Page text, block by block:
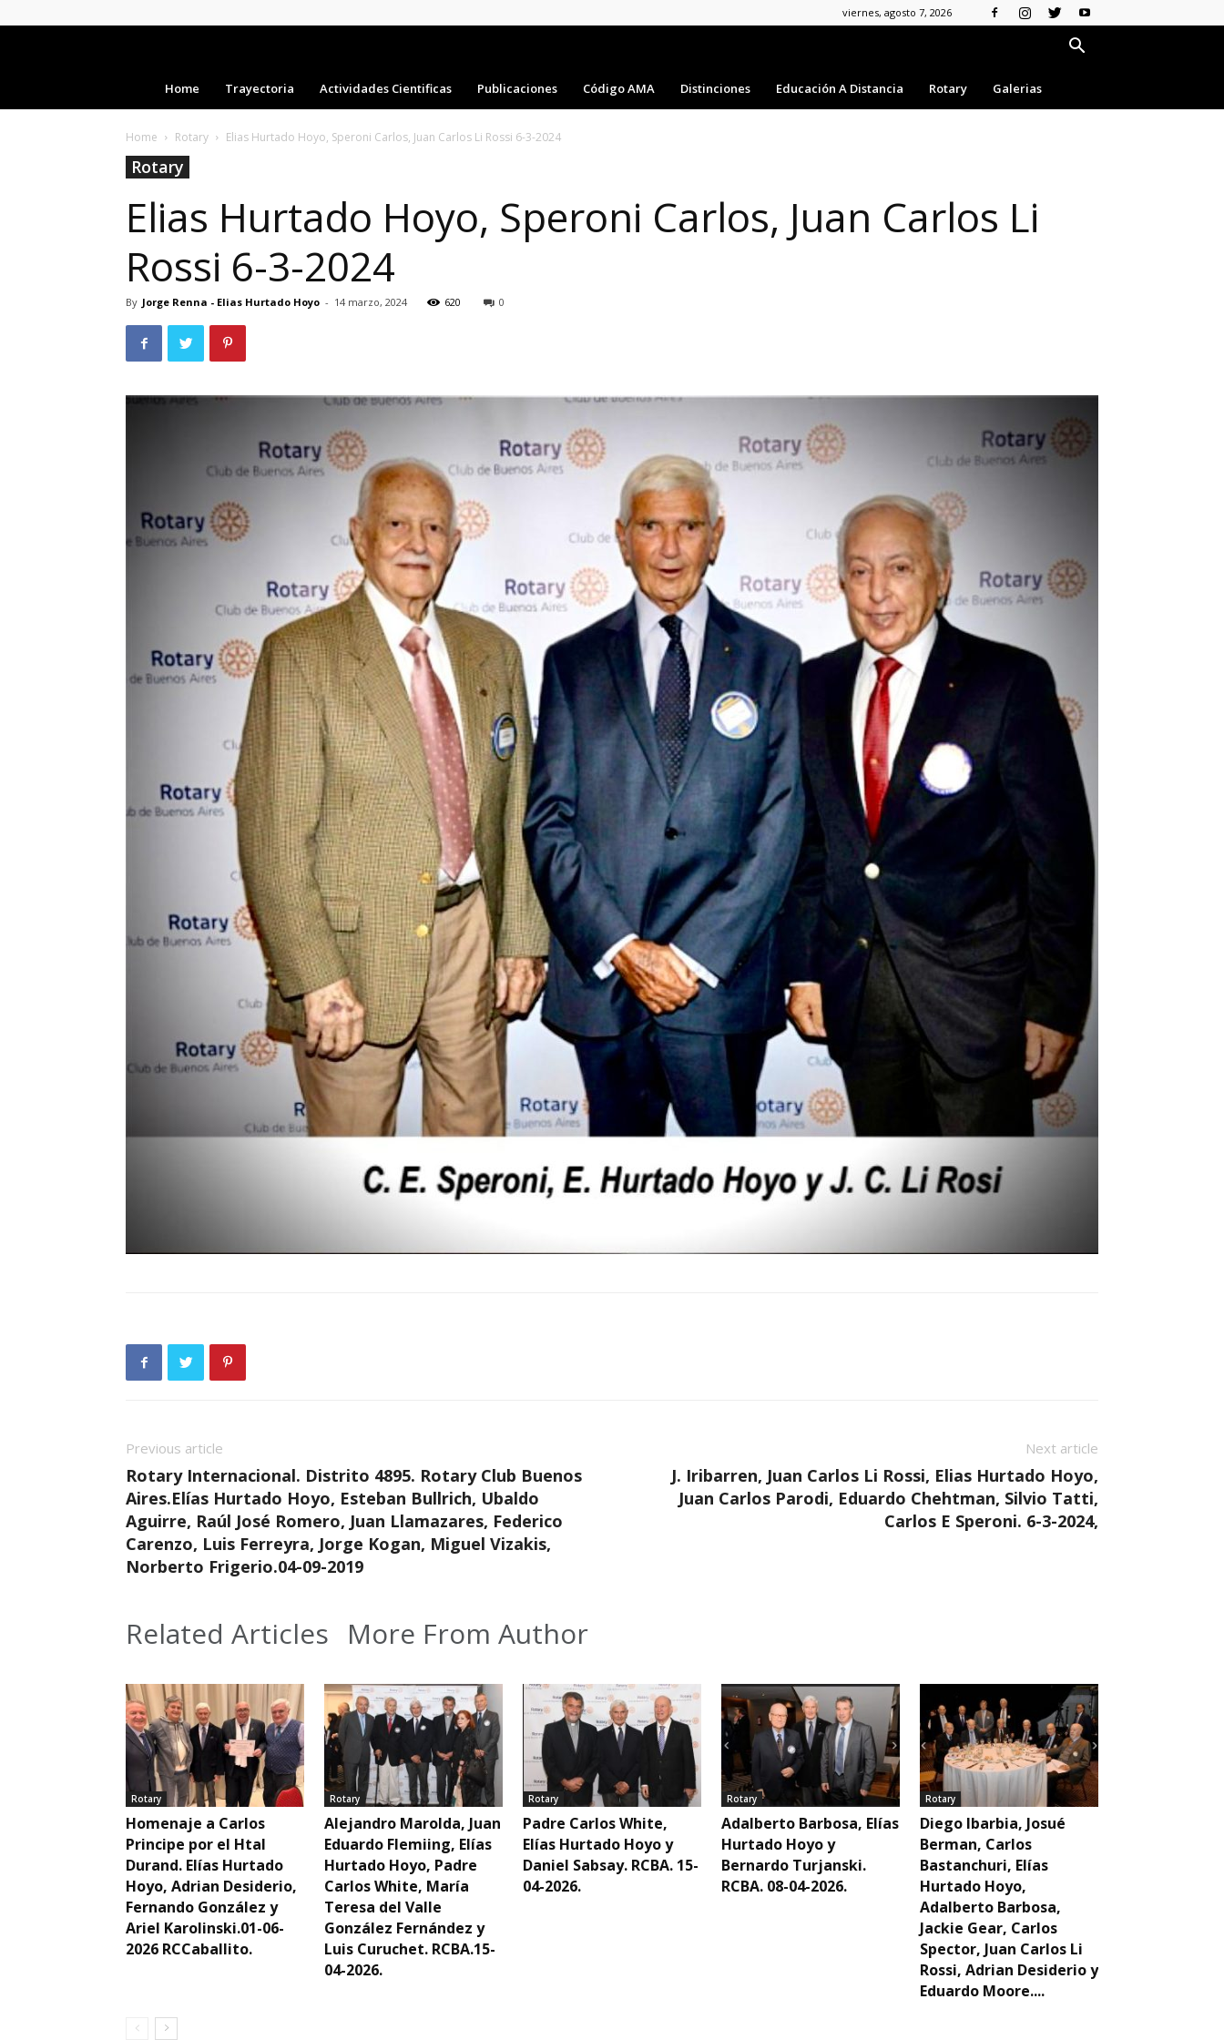
viernes, agosto 7, 2026
Home Trayectoria Actividades Cientificas Publicaciones Código AMA Distinciones Educación A Distancia Rotary Galerias
Home Rotary Elias Hurtado Hoyo, Speroni Carlos, Juan Carlos Li Rossi 6-3-2024
Rotary
Elias Hurtado Hoyo, Speroni Carlos, Juan Carlos Li
Rossi 6-3-2024
By Jorge Renna - Elias Hurtado Hoyo - 14 marzo, 2024 620 0
Previous article
Rotary Internacional. Distrito 4895. Rotary Club Buenos
Aires.Elías Hurtado Hoyo, Esteban Bullrich, Ubaldo
Aguirre, Raúl José Romero, Juan Llamazares, Federico
Carenzo, Luis Ferreyra, Jorge Kogan, Miguel Vizakis,
Norberto Frigerio.04-09-2019
Next article
J. Iribarren, Juan Carlos Li Rossi, Elias Hurtado Hoyo,
Juan Carlos Parodi, Eduardo Chehtman, Silvio Tatti,
Carlos E Speroni. 6-3-2024,
Related Articles More From Author
Rotary
Homenaje a Carlos
Principe por el Htal
Durand. Elías Hurtado
Hoyo, Adrian Desiderio,
Fernando González y
Ariel Karolinski.01-06-
2026 RCCaballito.
Rotary
Alejandro Marolda, Juan
Eduardo Flemiing, Elías
Hurtado Hoyo, Padre
Carlos White, María
Teresa del Valle
González Fernández y
Luis Curuchet. RCBA.15-
04-2026.
Rotary
Padre Carlos White,
Elías Hurtado Hoyo y
Daniel Sabsay. RCBA. 15-
04-2026.
Rotary
Adalberto Barbosa, Elías
Hurtado Hoyo y
Bernardo Turjanski.
RCBA. 08-04-2026.
Rotary
Diego Ibarbia, Josué
Berman, Carlos
Bastanchuri, Elías
Hurtado Hoyo,
Adalberto Barbosa,
Jackie Gear, Carlos
Spector, Juan Carlos Li
Rossi, Adrian Desiderio y
Eduardo Moore....